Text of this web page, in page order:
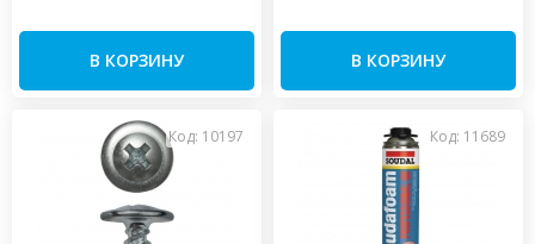
В КОРЗИНУ В КОРЗИНУ
Код: 10197 Код: 11689